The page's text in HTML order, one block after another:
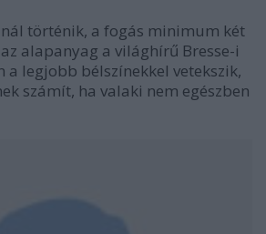
történik, a fogás minimum két
alapanyag a világhírű Bresse-i
a legjobb bélszínekkel vetekszik,
számít, ha valaki nem egészben